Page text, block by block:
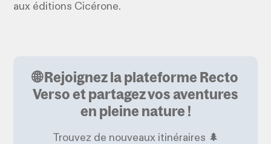
aux éditions Cicérone.
🌐 Rejoignez la plateforme Recto
Verso et partagez vos aventures
en pleine nature !
Trouvez de nouveaux itinéraires 🌲